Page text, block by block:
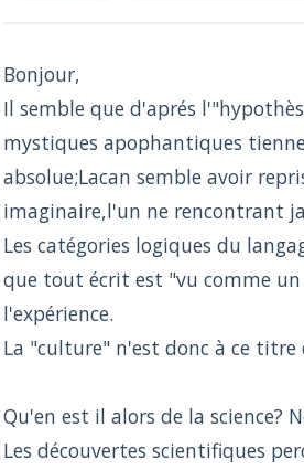
Bonjour,
Il semble que d'aprés
mystiques apophantiques
absolue;Lacan semble avoir
imaginaire,l'un ne rencontrant
Les catégories logiques du
que tout écrit est "vu comme
l'expérience.
La "culture" n'est donc à ce
Qu'en est il alors de la science?
Les découvertes scientifiques